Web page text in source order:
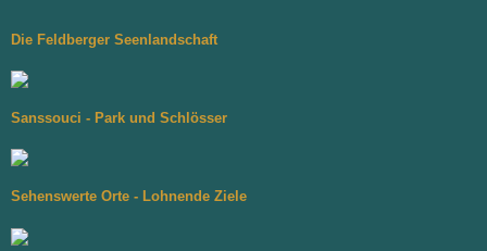
Die Feldberger Seenlandschaft
Sanssouci - Park und Schlösser
Sehenswerte Orte - Lohnende Ziele